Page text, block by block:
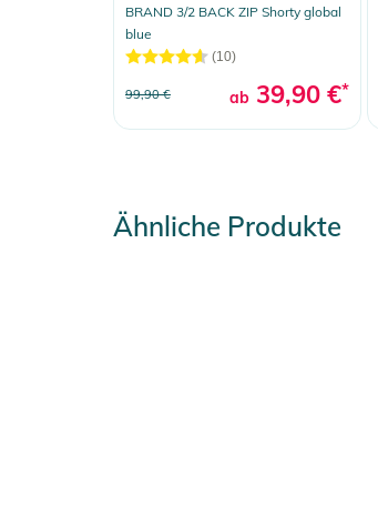
BRAND 3/2 BACK ZIP Shorty global
blue
(10)
99,90 € ab 39,90 €*
Ähnliche Produkte